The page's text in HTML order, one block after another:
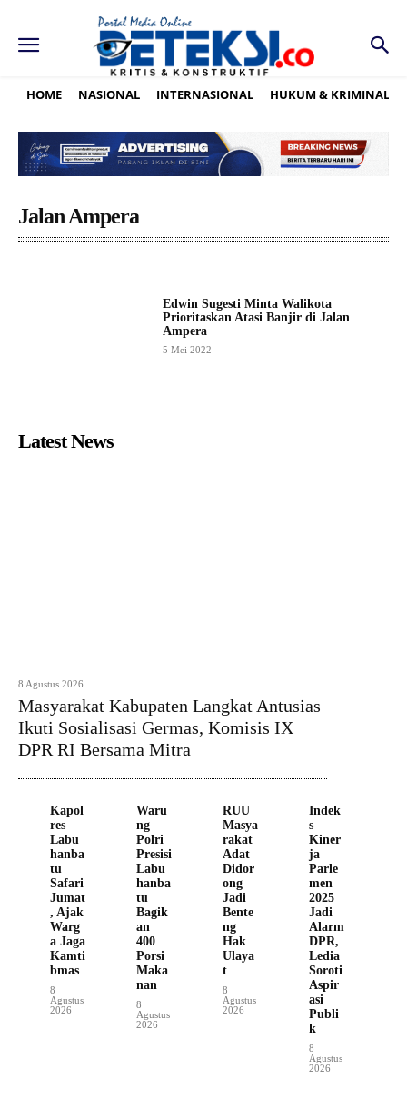
HOME NASIONAL INTERNASIONAL HUKUM & KRIMINAL
Jalan Ampera
Edwin Sugesti Minta Walikota
Prioritaskan Atasi Banjir di Jalan
Ampera
5 Mei 2022
Latest News
8 Agustus 2026
Masyarakat Kabupaten Langkat Antusias
Ikuti Sosialisasi Germas, Komisis IX
DPR RI Bersama Mitra
Kapol
res
Labu
hanba
tu
Safari
Jumat
, Ajak
Warg
a Jaga
Kamti
bmas
8
Agustus
2026
Waru
ng
Polri
Presisi
Labu
hanba
tu
Bagik
an
400
Porsi
Maka
nan
8
Agustus
2026
RUU
Masya
rakat
Adat
Didor
ong
Jadi
Bente
ng
Hak
Ulaya
t
8
Agustus
2026
Indek
s
Kiner
ja
Parle
men
2025
Jadi
Alarm
DPR,
Ledia
Soroti
Aspir
asi
Publi
k
8
Agustus
2026